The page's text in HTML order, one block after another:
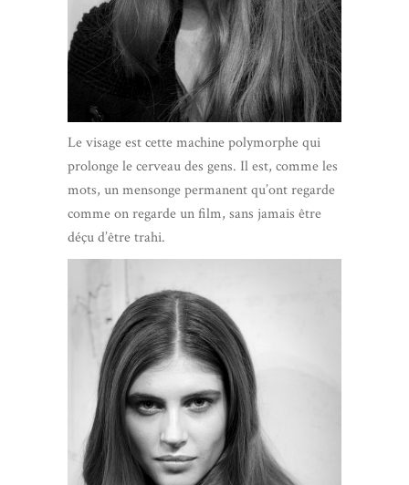
Le visage est cette machine polymorphe qui
prolonge le cerveau des gens. Il est, comme les
mots, un mensonge permanent qu’ont regarde
comme on regarde un film, sans jamais être
déçu d’être trahi.